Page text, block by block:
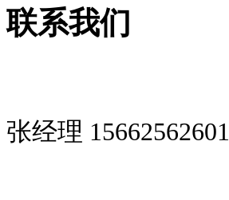
联系我们
张经理 15662562601